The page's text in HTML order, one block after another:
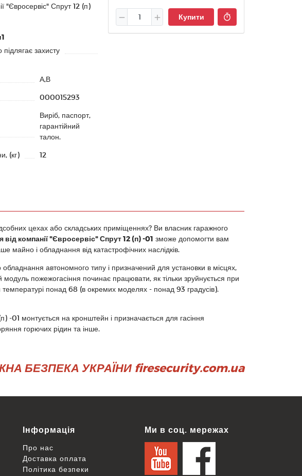
Купити
"Євросервіс" Спрут 12 (п)
захисту
А,В
000015293
Виріб, паспорт,
гарантійний
талон.
(кг) 12
цехах або складських приміщеннях? Ви власник гаражного
компанії "Євросервіс" Спрут 12 (п) -01 зможе допомогти вам
майно і обладнання від катастрофічних наслідків.
автономного типу і призначений для установки в місцях,
пожежогасіння починає працювати, як тільки зруйнується при
понад 68 (в окремих моделях - понад 93 градусів).
-01 монтується на кронштейн і призначається для гасіння
горючих рідин та інше.
БЕЗПЕКА УКРАЇНИ firesecurity.com.ua
Інформація
Про нас
Доставка оплата
Політика безпеки
Ми в соц. мережах